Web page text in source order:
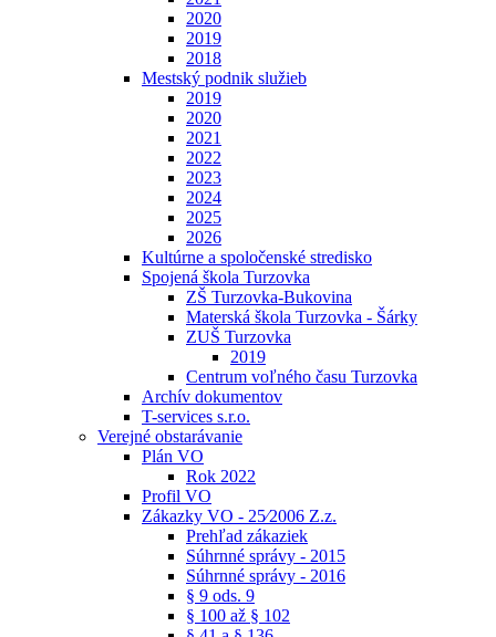
2020
2019
2018
Mestský podnik služieb
2019
2020
2021
2022
2023
2024
2025
2026
Kultúrne a spoločenské stredisko
Spojená škola Turzovka
ZŠ Turzovka-Bukovina
Materská škola Turzovka - Šárky
ZUŠ Turzovka
2019
Centrum voľného času Turzovka
Archív dokumentov
T-services s.r.o.
Verejné obstarávanie
Plán VO
Rok 2022
Profil VO
Zákazky VO - 25⁄2006 Z.z.
Prehľad zákaziek
Súhrnné správy - 2015
Súhrnné správy - 2016
§ 9 ods. 9
§ 100 až § 102